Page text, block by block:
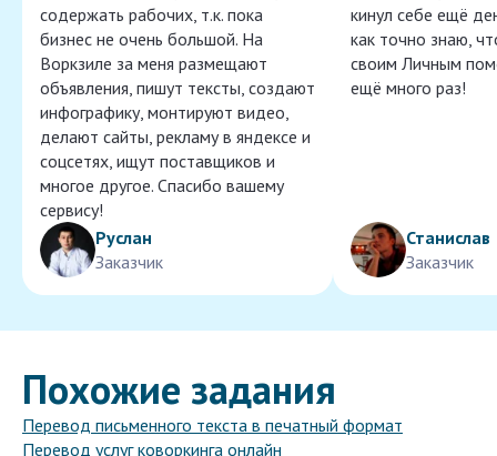
содержать рабочих, т.к. пока
бизнес не очень большой. На
Воркзиле за меня размещают
объявления, пишут тексты, создают
инфографику, монтируют видео,
делают сайты, рекламу в яндексе и
соцсетях, ищут поставщиков и
многое другое. Спасибо вашему
сервису!
Руслан
Заказчик
кинул себе ещё
как точно знаю,
своим Личным
ещё много раз!
Станислав
Заказчик
Похожие задания
Перевод письменного текста в печатный формат
Перевод услуг коворкинга онлайн